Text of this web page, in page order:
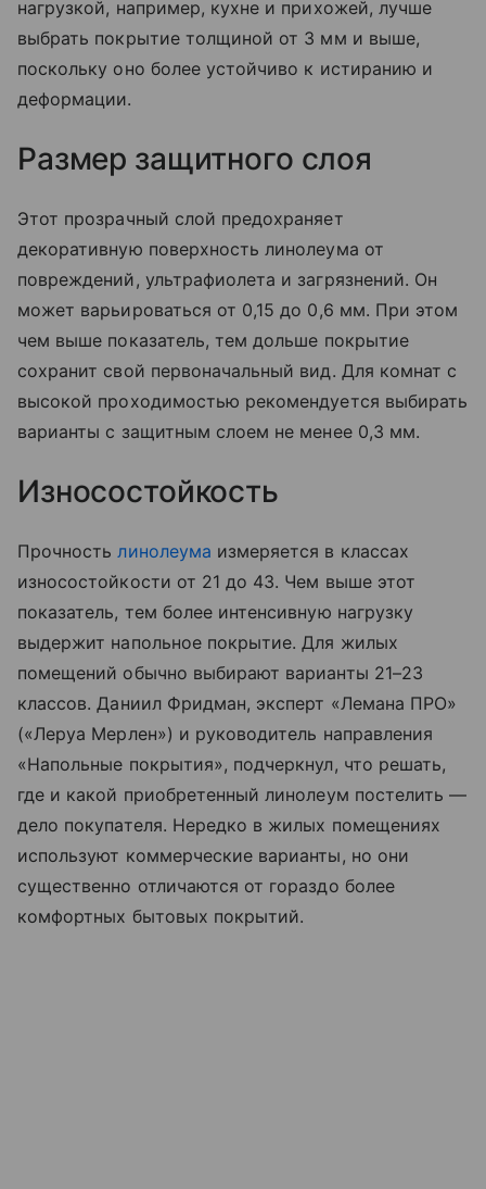
нагрузкой, например, кухне и прихожей, лучше
выбрать покрытие толщиной от 3 мм и выше,
поскольку оно более устойчиво к истиранию и
деформации.
Размер защитного слоя
Этот прозрачный слой предохраняет
декоративную поверхность линолеума от
повреждений, ультрафиолета и загрязнений. Он
может варьироваться от 0,15 до 0,6 мм. При этом
чем выше показатель, тем дольше покрытие
сохранит свой первоначальный вид. Для комнат с
высокой проходимостью рекомендуется выбирать
варианты с защитным слоем не менее 0,3 мм.
Износостойкость
Прочность линолеума измеряется в классах
износостойкости от 21 до 43. Чем выше этот
показатель, тем более интенсивную нагрузку
выдержит напольное покрытие. Для жилых
помещений обычно выбирают варианты 21–23
классов. Даниил Фридман, эксперт «Лемана ПРО»
(«Леруа Мерлен») и руководитель направления
«Напольные покрытия», подчеркнул, что решать,
где и какой приобретенный линолеум постелить —
дело покупателя. Нередко в жилых помещениях
используют коммерческие варианты, но они
существенно отличаются от гораздо более
комфортных бытовых покрытий.